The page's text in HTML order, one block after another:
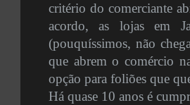
critério do comerciante
acordo, as lojas em
(pouquíssimos, não
que abrem o comércio
opção para foliões que
Há quase 10 anos é